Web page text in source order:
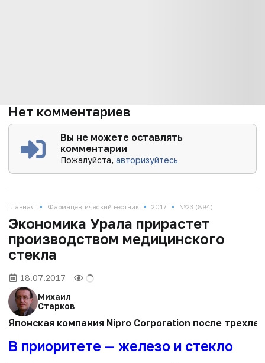
Нет комментариев
Вы не можете оставлять
комментарии
Пожалуйста,авторизуйтесь
Главная • Фармацевтический вестник • 2017 • №23 (894)
Экономика Урала прирастет
производством медицинского
стекла
18.07.2017
Михаил
Старков
Японская компания Nipro Corporation после
В приоритете — железо и стекло